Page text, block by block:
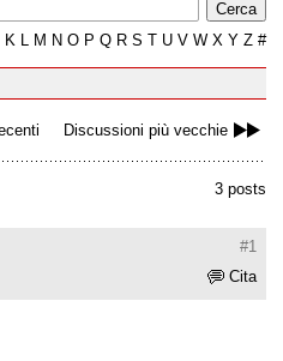
K L M N O P Q R S T U V W X Y Z #
Discussioni più vecchie
3 posts
#1
Cita